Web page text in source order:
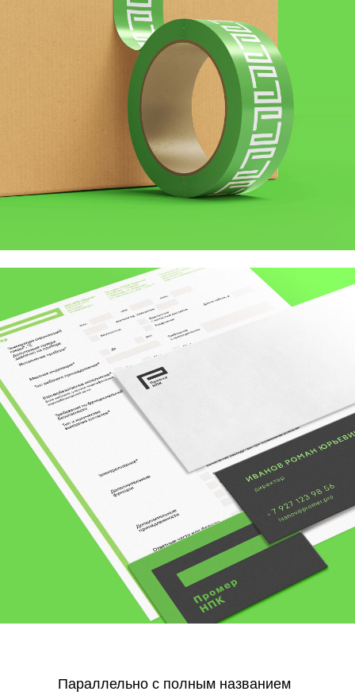
Параллельно с полным названием
©2026 Индиго Амиго. Все права защищены.
Согласие на обработку персональных данных
Политика использования Cookies
Пользовательское соглашение
Политика конфиденциальности